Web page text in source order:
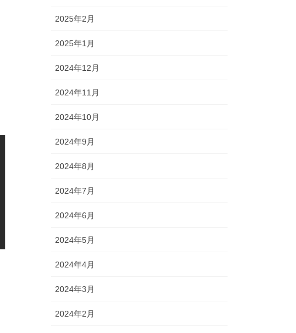
2025年2月
2025年1月
2024年12月
2024年11月
2024年10月
2024年9月
2024年8月
2024年7月
2024年6月
2024年5月
2024年4月
2024年3月
2024年2月